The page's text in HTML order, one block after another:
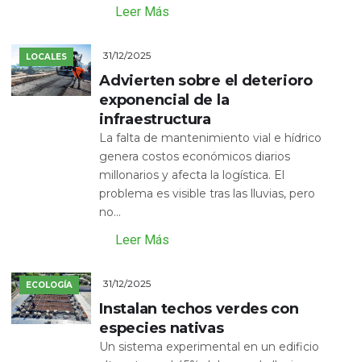
Leer Más
LOCALES 31/12/2025
Advierten sobre el deterioro
exponencial de la
infraestructura
La falta de mantenimiento vial e hídrico
genera costos económicos diarios
millonarios y afecta la logística. El
problema es visible tras las lluvias, pero
no...
Leer Más
ECOLOGÍA 31/12/2025
Instalan techos verdes con
especies nativas
Un sistema experimental en un edificio